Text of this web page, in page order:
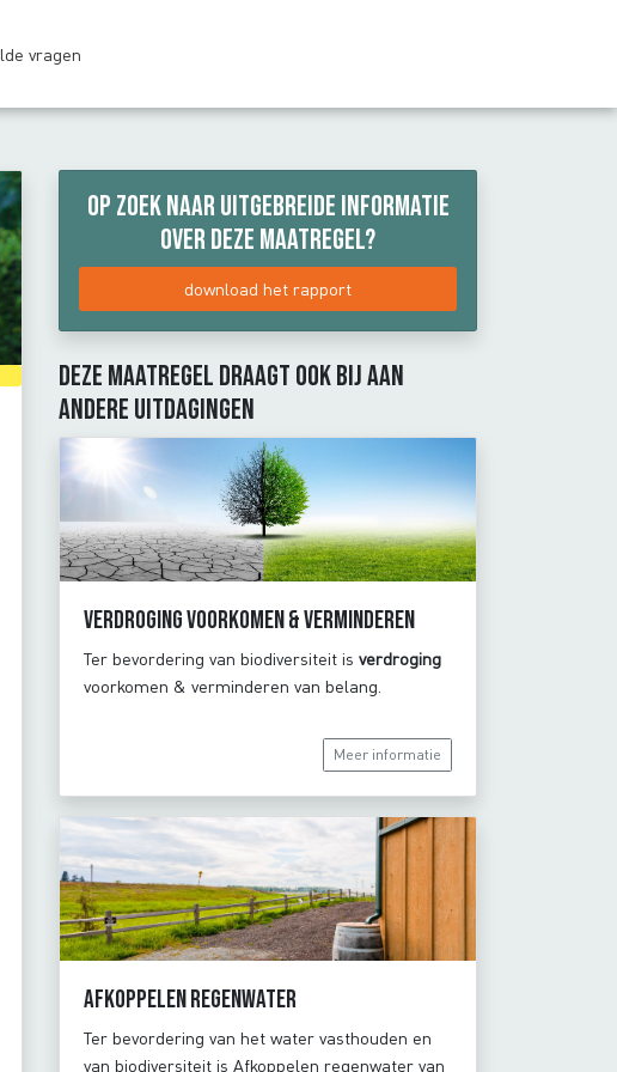
vragen
Op zoek naar uitgebreide informatie
over deze maatregel?
download het rapport
Deze maatregel draagt ook bij aan
andere uitdagingen
Verdroging voorkomen & verminderen
Ter bevordering van biodiversiteit is verdroging
voorkomen & verminderen van belang.
Meer informatie
Afkoppelen regenwater
Ter bevordering van het water vasthouden en
van biodiversiteit is Afkoppelen regenwater van